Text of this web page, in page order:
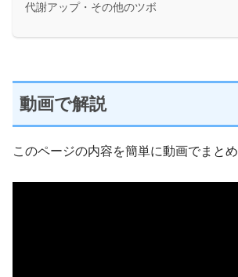
代謝アップ・その他のツボ
動画で解説
このページの内容を簡単に動画でまとめ